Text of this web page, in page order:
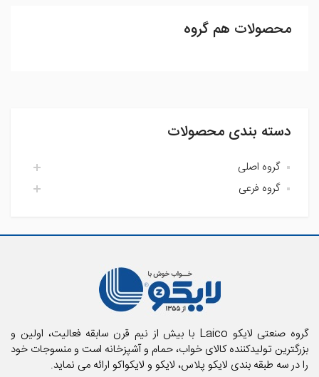
دسته بندی محصولات
گروه اصلی
اتاق خواب لایکو
حمام لایکو
گروه فرعی
بالش و رویه بالش
تشک فنری و محافظ تشک
تشک میهمان و سفری
حوله استخری
حوله تن پوش بزرگسال
حوله تن پوش کودک
ثبت نظر
افزودن نظر
محصولات هم گروه
گروه صنعتی لایکو Laico با بیش از نیم قرن سابقه فعالیت، اولین و
بزرگترین تولیدکننده کالای خواب، حمام و آشپزخانه است و منسوجات خود
را در سه طبقه بندی لایکو پلاس، لایکو و لایکواکو ارائه می نماید.